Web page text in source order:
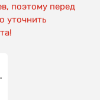
поэтому перед
уточнить